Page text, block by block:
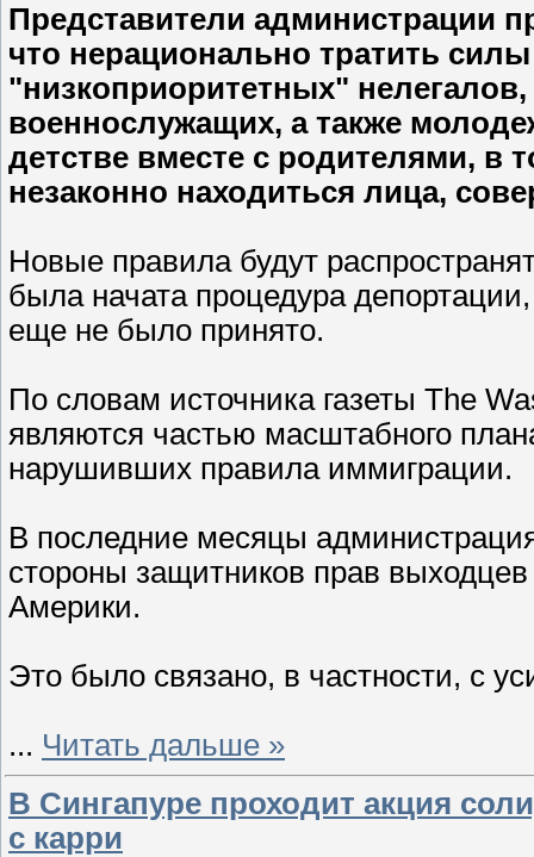
Представители администрации
что нерационально тратить
"низкоприоритетных"
военнослужащих, а также
детстве вместе с родителями, в
незаконно находиться лица,
Новые правила будут
была начата процедура
еще не было принято.
По словам источника газеты The
являются частью масштабного
нарушивших правила иммиграции.
В последние месяцы
стороны защитников прав
Америки.
Это было связано, в частности, с
... Читать дальше »
В Сингапуре проходит акция
с карри